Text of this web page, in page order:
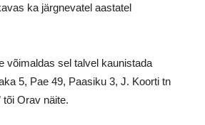
ka järgnevatel aastatel
võimaldas sel talvel kaunistada
5, Pae 49, Paasiku 3, J. Koorti tn
tõi Orav näite.